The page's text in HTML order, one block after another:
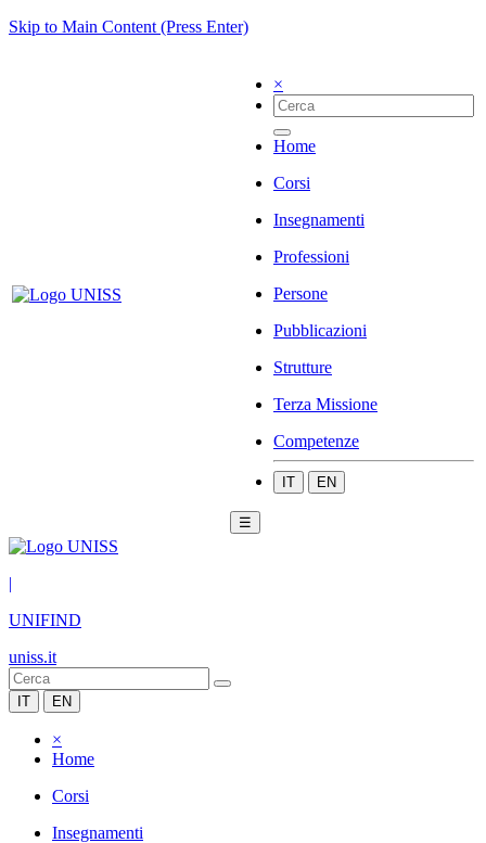
Skip to Main Content (Press Enter)
×
Home
Corsi
Insegnamenti
Professioni
Persone
Pubblicazioni
Strutture
Terza Missione
Competenze
IT EN
☰
|
UNIFIND
uniss.it
IT EN
×
Home
Corsi
Insegnamenti